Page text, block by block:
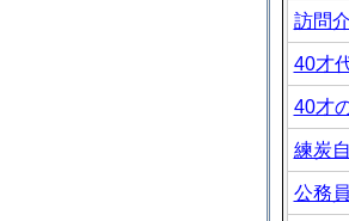
訪問
40才
40才
練炭
公務